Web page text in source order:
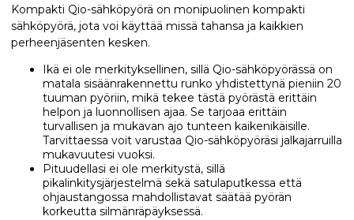
Kompakti Qio-sähköpyörä on monipuolinen kompakti
sähköpyörä, jota voi käyttää missä tahansa ja kaikkien
perheenjäsenten kesken.
Ikä ei ole merkityksellinen, sillä Qio-sähköpyörässä on
matala sisäänrakennettu runko yhdistettynä pieniin 20
tuuman pyöriin, mikä tekee tästä pyörästä erittäin
helpon ja luonnollisen ajaa. Se tarjoaa erittäin
turvallisen ja mukavan ajo tunteen kaikenikäisille.
Tarvittaessa voit varustaa Qio-sähköpyöräsi jalkajarrui lla
mukavuutesi vuoksi.
Pituudellasi ei ole merkitystä, sillä
pikalinkitysjärjestelmä sekä satulaputkessa että
ohjaustangossa mahdollistavatsäätää pyörän
korkeutta silmänräpäyksessä.